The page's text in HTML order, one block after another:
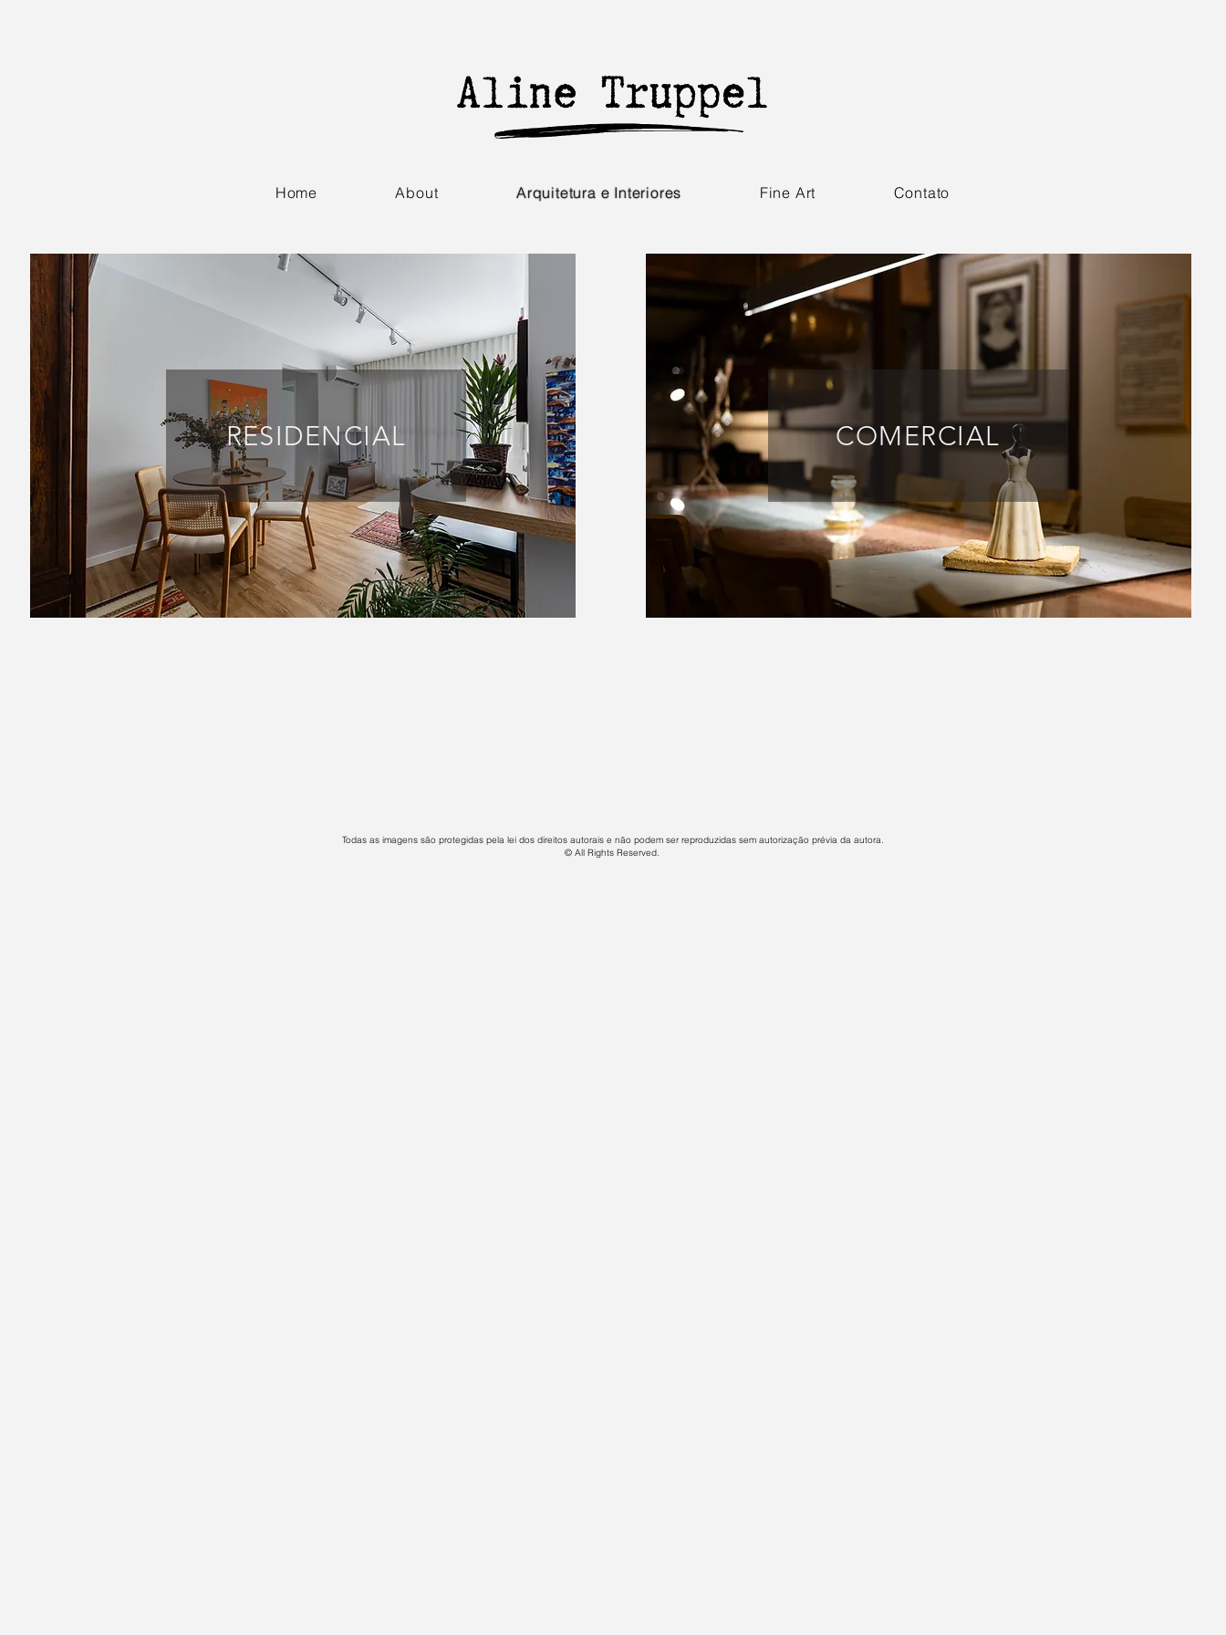
Home About Arquitetura e Interiores Fine Art Contato
RESIDENCIAL COMERCIAL
Todas as imagens são protegidas pela lei dos direitos autorais e não podem ser reproduzidas sem autorização prévia da autora.
© All Rights Reserved.